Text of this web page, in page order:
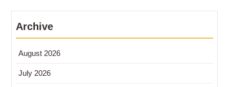
Archive
August 2026
July 2026